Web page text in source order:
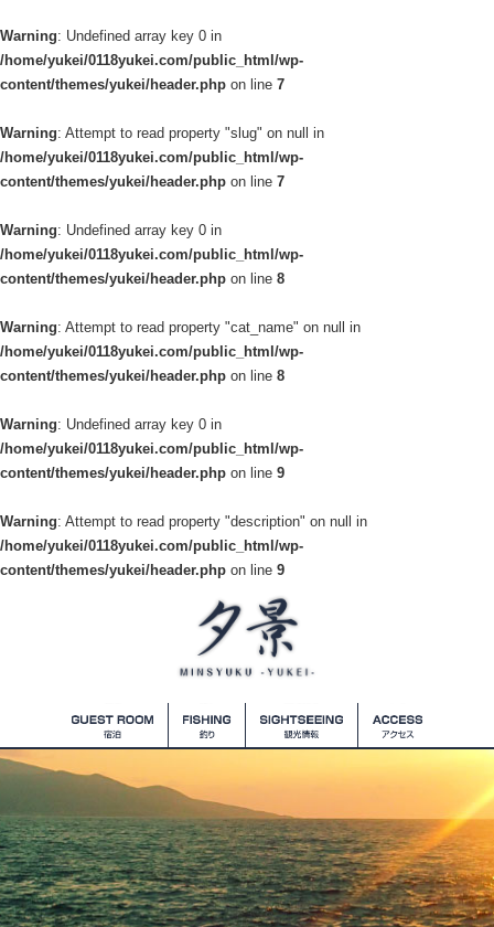
Warning: Undefined array key 0 in
/home/yukei/0118yukei.com/public_html/wp-
content/themes/yukei/header.php on line 7
Warning: Attempt to read property "slug" on null in
/home/yukei/0118yukei.com/public_html/wp-
content/themes/yukei/header.php on line 7
Warning: Undefined array key 0 in
/home/yukei/0118yukei.com/public_html/wp-
content/themes/yukei/header.php on line 8
Warning: Attempt to read property "cat_name" on null in
/home/yukei/0118yukei.com/public_html/wp-
content/themes/yukei/header.php on line 8
Warning: Undefined array key 0 in
/home/yukei/0118yukei.com/public_html/wp-
content/themes/yukei/header.php on line 9
Warning: Attempt to read property "description" on null in
/home/yukei/0118yukei.com/public_html/wp-
content/themes/yukei/header.php on line 9